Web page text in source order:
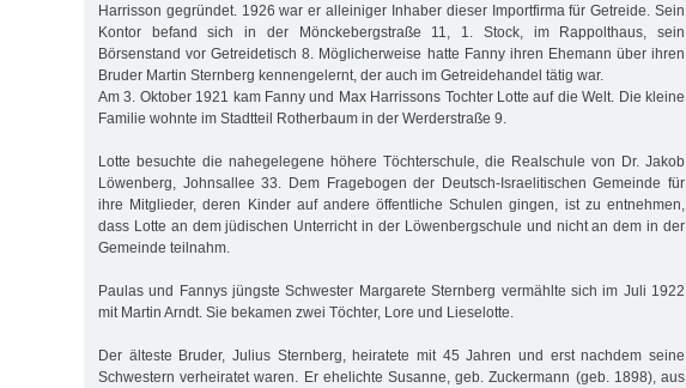
Harrisson gegründet. 1926 war er alleiniger Inhaber dieser Importfirma für Getreide. Sein
Kontor befand sich in der Mönckebergstraße 11, 1. Stock, im Rappolthaus, sein
Börsenstand vor Getreidetisch 8. Möglicherweise hatte Fanny ihren Ehemann über ihren
Bruder Martin Sternberg kennengelernt, der auch im Getreidehandel tätig war.
Am 3. Oktober 1921 kam Fanny und Max Harrissons Tochter Lotte auf die Welt. Die kleine
Familie wohnte im Stadtteil Rotherbaum in der Werderstraße 9.
Lotte besuchte die nahegelegene höhere Töchterschule, die Realschule von Dr. Jakob
Löwenberg, Johnsallee 33. Dem Fragebogen der Deutsch-Israelitischen Gemeinde für
ihre Mitglieder, deren Kinder auf andere öffentliche Schulen gingen, ist zu entnehmen,
dass Lotte an dem jüdischen Unterricht in der Löwenbergschule und nicht an dem in der
Gemeinde teilnahm.
Paulas und Fannys jüngste Schwester Margarete Sternberg vermählte sich im Juli 1922
mit Martin Arndt. Sie bekamen zwei Töchter, Lore und Lieselotte.
Der älteste Bruder, Julius Sternberg, heiratete mit 45 Jahren und erst nachdem seine
Schwestern verheiratet waren. Er ehelichte Susanne, geb. Zuckermann (geb. 1898), aus